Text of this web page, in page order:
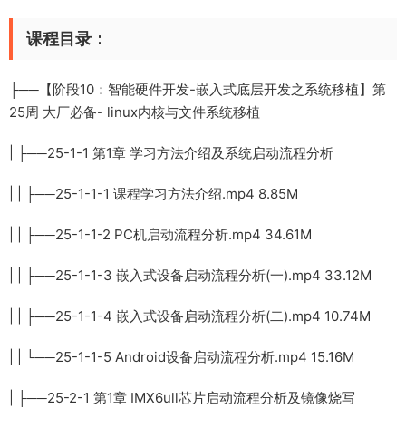
课程目录：
├──【阶段10：智能硬件开发-嵌入式底层开发之系统移植】第
25周 大厂必备- linux内核与文件系统移植
| ├──25-1-1 第1章 学习方法介绍及系统启动流程分析
| | ├──25-1-1-1 课程学习方法介绍.mp4 8.85M
| | ├──25-1-1-2 PC机启动流程分析.mp4 34.61M
| | ├──25-1-1-3 嵌入式设备启动流程分析(一).mp4 33.12M
| | ├──25-1-1-4 嵌入式设备启动流程分析(二).mp4 10.74M
| | └──25-1-1-5 Android设备启动流程分析.mp4 15.16M
| ├──25-2-1 第1章 IMX6ull芯片启动流程分析及镜像烧写